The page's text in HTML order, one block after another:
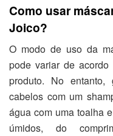
Como usar
Joico?
O modo de uso da
pode variar de
produto. No
cabelos com um
água com uma toalha
úmidos, do